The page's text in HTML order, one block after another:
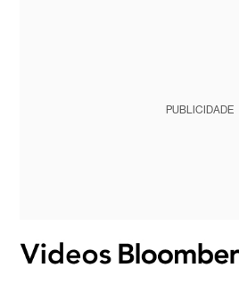
PUBLICIDADE